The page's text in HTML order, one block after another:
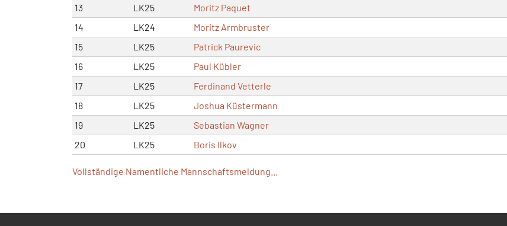
13
LK25 Moritz Paquet
14
LK24 Moritz Armbruster
15
LK25 Patrick Paurevic
16
LK25 Paul Kübler
17
LK25 Ferdinand Vetterle
18
LK25 Joshua Küstermann
19
LK25 Sebastian Wagner
20
LK25 Boris Ilkov
Vollständige Namentliche Mannschaftsmeldung...